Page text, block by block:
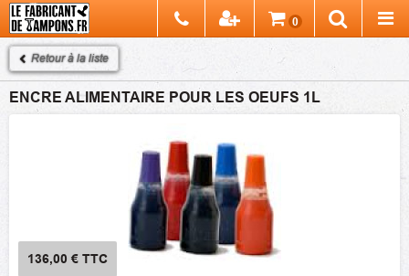
Retour à la liste
ENCRE ALIMENTAIRE POUR LES OEUFS 1L
136,00 € TTC
0
Chercher